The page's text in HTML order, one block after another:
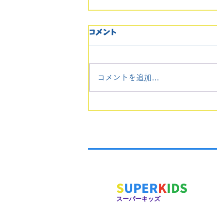
🌟附属幼稚園受験 個別レッ
スン⭐️
ッスン(回数自由)を行います。
ご要望の方は、携帯へのお電
コメント
コメントを追加…
SUPER K IDS
スーパーキッズ